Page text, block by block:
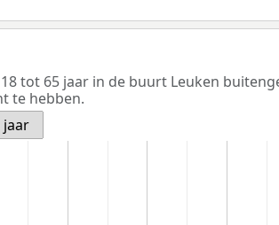
tot 65 jaar in de buurt Leuken
te hebben.
jaar